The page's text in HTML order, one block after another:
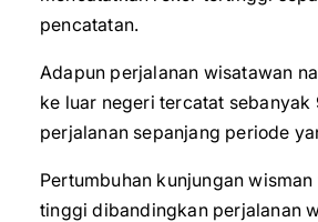
pencatatan.
Adapun perjalanan wisatawan
ke luar negeri tercatat sebanyak
perjalanan sepanjang periode
Pertumbuhan kunjungan
tinggi dibandingkan perjalanan